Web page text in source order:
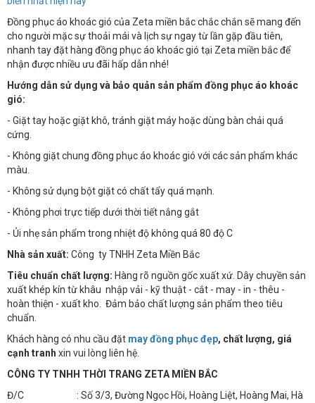
Đồng phục áo khoác gió của Zeta miền bắc chắc chắn sẽ mang đến
cho người mặc sự thoải mái và lịch sự ngay từ lần gặp đầu tiên,
nhanh tay đặt hàng đồng phục áo khoác gió tại Zeta miền bắc để
nhận được nhiều ưu đãi hấp dẫn nhé!
Hướng dẫn sử dụng và bảo quản sản phẩm đồng phục áo khoác
gió:
- Giặt tay hoặc giặt khô, tránh giặt máy hoặc dùng bàn chải quá
cứng.
- Không giặt chung đồng phục áo khoác gió với các sản phẩm khác
màu.
- Không sử dụng bột giặt có chất tẩy quá mạnh.
- Không phơi trực tiếp dưới thời tiết nắng gắt
- Ủi nhẹ sản phẩm trong nhiệt độ không quá 80 độ C
Nhà sản xuất: Công ty TNHH Zeta Miền Bắc
Tiêu chuẩn chất lượng: Hàng rõ nguồn gốc xuất xứ. Dây chuyền sản
xuất khép kín từ khâu nhập vải - kỹ thuật - cắt - may - in - thêu -
hoàn thiện - xuất kho. Đảm bảo chất lượng sản phẩm theo tiêu
chuẩn.
Khách hàng có nhu cầu đặt may đồng phục đẹp, chất lượng, giá
cạnh tranh xin vui lòng liên hệ.
CÔNG TY TNHH THỜI TRANG ZETA MIỀN BẮC
Đ/C : Số 3/3, Đường Ngọc Hồi, Hoàng Liệt, Hoàng Mai, Hà